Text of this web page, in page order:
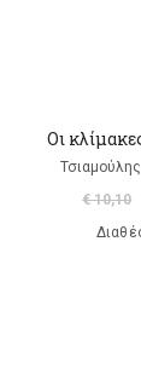
Oι
€ 10,10